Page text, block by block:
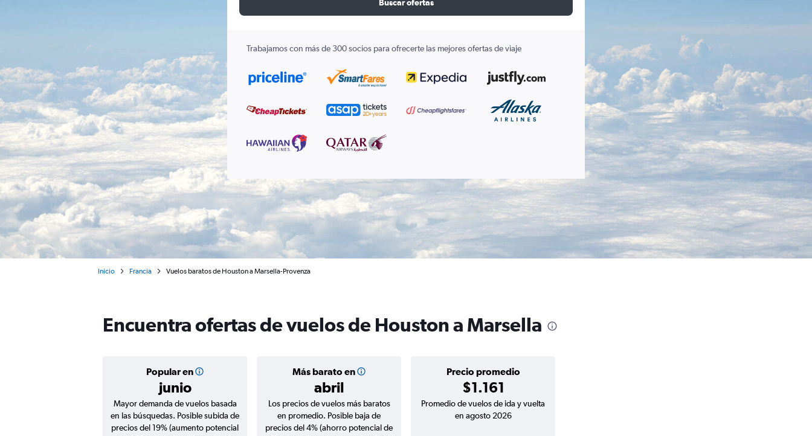
Buscar ofertas
Trabajamos con más de 300 socios para ofrecerte las mejores ofertas de viaje
Inicio Francia Vuelos baratos de Houston a Marsella-Provenza
Encuentra ofertas de vuelos de Houston a Marsella
Popular en
junio
Más barato en
abril
Precio promedio
$1.161
Mayor demanda de vuelos basada
en las búsquedas. Posible subida de
precios del 19% (aumento potencial
Los precios de vuelos más baratos
en promedio. Posible baja de
precios del 4% (ahorro potencial de
Promedio de vuelos de ida y vuelta
en agosto 2026